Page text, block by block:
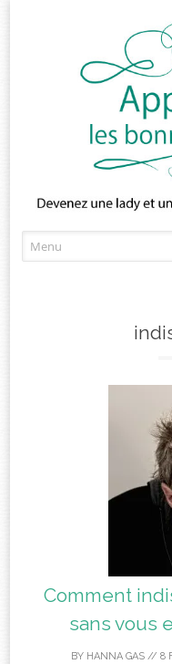
Comment
sans vous
BY HANNA GAS// 8